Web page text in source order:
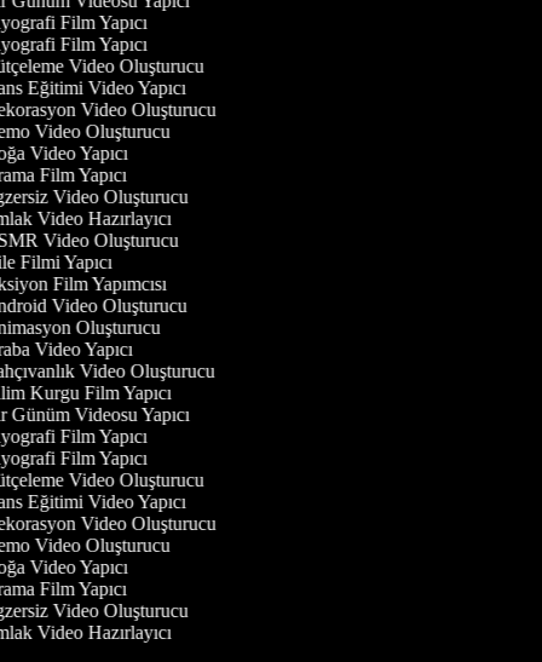
Film Yapıcı
Film Yapıcı
Video Oluşturucu
Eğitimi Video Yapıcı
Video Oluşturucu
Video Oluşturucu
Video Yapıcı
Film Yapıcı
Video Oluşturucu
Video Hazırlayıcı
Video Oluşturucu
Filmi Yapıcı
Film Yapımcısı
Video Oluşturucu
Oluşturucu
Video Yapıcı
Video Oluşturucu
Kurgu Film Yapıcı
Videosu Yapıcı
Film Yapıcı
Film Yapıcı
Video Oluşturucu
Eğitimi Video Yapıcı
Video Oluşturucu
Video Oluşturucu
Video Yapıcı
Film Yapıcı
Video Oluşturucu
Video Hazırlayıcı